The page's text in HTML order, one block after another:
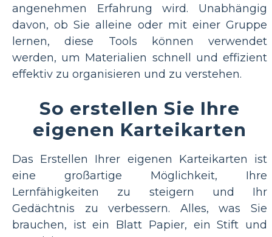
angenehmen Erfahrung wird. Unabhängig
davon, ob Sie alleine oder mit einer Gruppe
lernen, diese Tools können verwendet
werden, um Materialien schnell und effizient
effektiv zu organisieren und zu verstehen.
So erstellen Sie Ihre
eigenen Karteikarten
Das Erstellen Ihrer eigenen Karteikarten ist
eine großartige Möglichkeit, Ihre
Lernfähigkeiten zu steigern und Ihr
Gedächtnis zu verbessern. Alles, was Sie
brauchen, ist ein Blatt Papier, ein Stift und